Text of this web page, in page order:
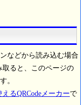
などから読み込む場合
取ると、このページの
。
えるQRCodeメーカーで